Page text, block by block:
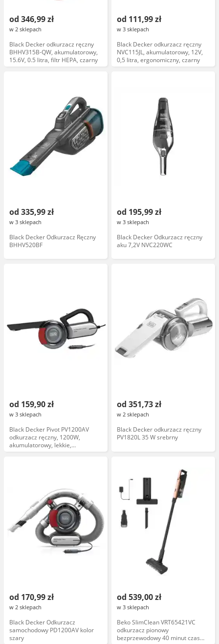
od 346,99 zł
w 2 sklepach
Black Decker odkurzacz ręczny
BHHV315B-QW, akumulatorowy,
15.6V, 0.5 litra, filtr HEPA, czarny
od 111,99 zł
w 3 sklepach
Black Decker odkurzacz ręczny
NVC115JL, akumulatorowy, 12V,
0,5 litra, ergonomiczny, czarny
od 335,99 zł
w 3 sklepach
Black Decker Odkurzacz Ręczny
BHHV520BF
od 195,99 zł
w 3 sklepach
Black Decker Odkurzacz ręczny
aku 7,2V NVC220WC
od 159,90 zł
w 3 sklepach
Black Decker Pivot PV1200AV
odkurzacz ręczny, 1200W,
akumulatorowy, lekkie,
ergonomiczne, z ssawką, czarny
od 351,73 zł
w 2 sklepach
Black Decker odkurzacz ręczny
PV1820L 35 W srebrny
od 170,99 zł
w 2 sklepach
Black Decker Odkurzacz
samochodowy PD1200AV kolor
szary
od 539,00 zł
w 3 sklepach
Beko SlimClean VRT65421VC
odkurzacz pionowy
bezprzewodowy 40 minut czas